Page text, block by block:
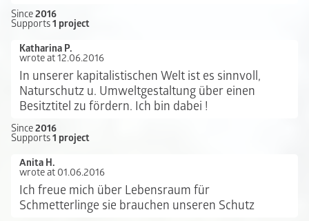
Since2016
Supports1 project
Katharina P.
wrote at 12.06.2016
In unserer kapitalistischen Welt ist es sinnvoll,
Naturschutz u. Umweltgestaltung über einen
Besitztitel zu fördern. Ich bin dabei !
Since2016
Supports1 project
Anita H.
wrote at 01.06.2016
Ich freue mich über Lebensraum für
Schmetterlinge sie brauchen unseren Schutz